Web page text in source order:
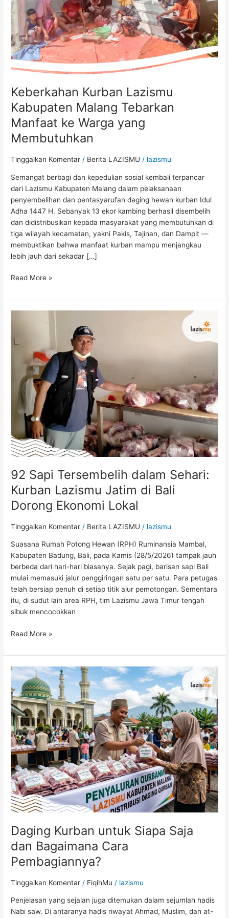
Keberkahan Kurban Lazismu
Kabupaten Malang Tebarkan
Manfaat ke Warga yang
Membutuhkan
Tinggalkan Komentar / Berita LAZISMU / lazismu
Semangat berbagi dan kepedulian sosial kembali terpancar
dari Lazismu Kabupaten Malang dalam pelaksanaan
penyembelihan dan pentasyarufan daging hewan kurban Idul
Adha 1447 H. Sebanyak 13 ekor kambing berhasil disembelih
dan didistribusikan kepada masyarakat yang membutuhkan di
tiga wilayah kecamatan, yakni Pakis, Tajinan, dan Dampit —
membuktikan bahwa manfaat kurban mampu menjangkau
lebih jauh dari sekadar […]
ke
Warga
yang
Membutuhkan
Read More »
92 Sapi Tersembelih dalam Sehari:
Kurban Lazismu Jatim di Bali
Dorong Ekonomi Lokal
Tinggalkan Komentar / Berita LAZISMU / lazismu
Suasana Rumah Potong Hewan (RPH) Ruminansia Mambal,
Kabupaten Badung, Bali, pada Kamis (28/5/2026) tampak jauh
berbeda dari hari-hari biasanya. Sejak pagi, barisan sapi Bali
mulai memasuki jalur penggiringan satu per satu. Para petugas
telah bersiap penuh di setiap titik alur pemotongan. Sementara
itu, di sudut lain area RPH, tim Lazismu Jawa Timur tengah
sibuk mencocokkan
Tersembelih
Sehari:
Kurban
Lazismu
Jatim
Dorong
Ekonomi
Lokal
Read More »
Daging Kurban untuk Siapa Saja
dan Bagaimana Cara
Pembagiannya?
Tinggalkan Komentar / FiqihMu / lazismu
Penjelasan yang sejalan juga ditemukan dalam sejumlah hadis
Nabi saw. Di antaranya hadis riwayat Ahmad, Muslim, dan at-
Daging
Kurban
untuk
Siapa
Saja
dan
Bagaimana
Cara
Pembagiannya?